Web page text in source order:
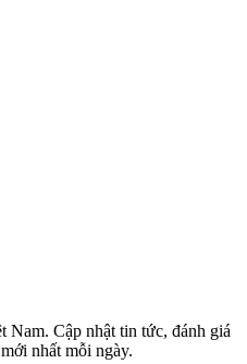
Nam. Cập nhật tin tức, đánh giá
nhất mỗi ngày.